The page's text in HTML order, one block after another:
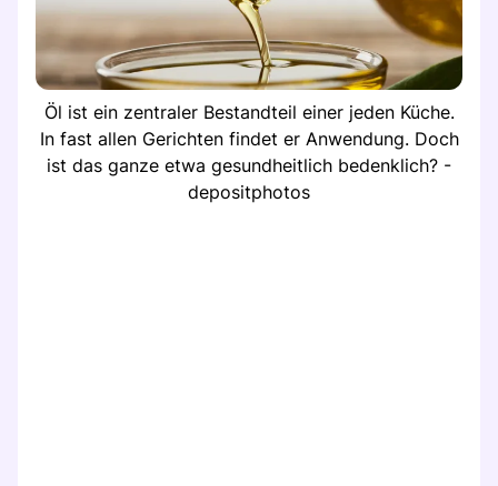
Öl ist ein zentraler Bestandteil einer jeden Küche.
In fast allen Gerichten findet er Anwendung. Doch
ist das ganze etwa gesundheitlich bedenklich? -
depositphotos